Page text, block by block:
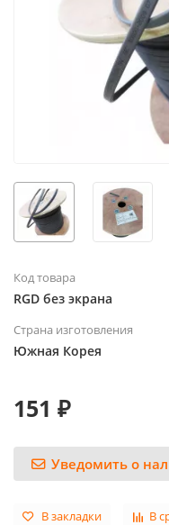
Код товара
RGD без экрана
Страна изготовления
Южная Корея
151 ₽
Уведомить о
В закладки В